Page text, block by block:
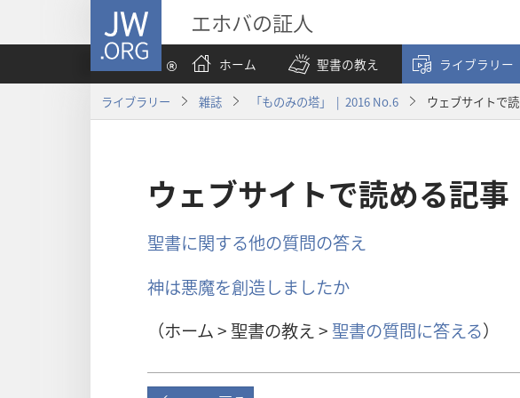
JW.ORG エホバの証人
ホーム
聖書の教え ライブラリー
ライブラリー 雑誌 「ものみの塔」 | 2016 No.6 ウェブサイトで
ウェブサイトで読める記事
聖書に関する他の質問の答え
神は悪魔を創造しましたか
（ホーム > 聖書の教え > 聖書の質問に答える）